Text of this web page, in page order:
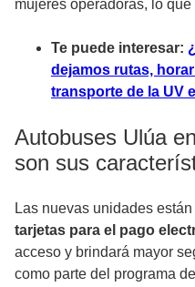
mujeres operadoras, lo
Te puede interesar:
dejamos rutas,
transporte de la UV
Autobuses Ulúa
son sus
Las nuevas unidades
tarjetas para el pago
acceso y brindará mayor
como parte del programa